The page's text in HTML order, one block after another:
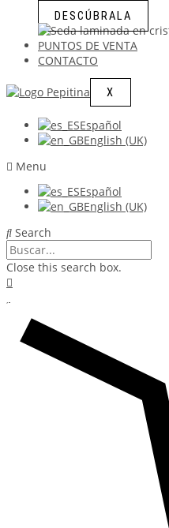
DESCÚBRALA
PUNTOS DE VENTA
CONTACTO
X
Español
English (UK)
Menu
Español
English (UK)
Search
Close this search box.